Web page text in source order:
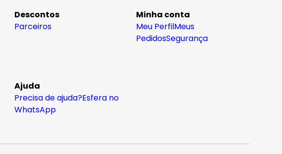
Descontos
Parceiros
Minha conta
Meu PerfilMeus
PedidosSegurança
Ajuda
Precisa de ajuda?Esfera no
WhatsApp